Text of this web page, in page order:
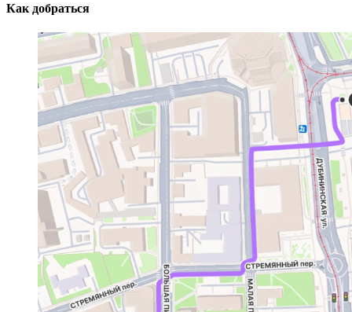
Как добраться